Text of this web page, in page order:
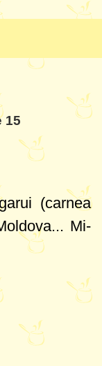
15
(carnea
Mi-